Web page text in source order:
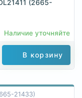
(2665-
Наличие уточняйте
В корзину
21433)